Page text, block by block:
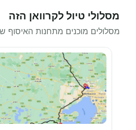
מסלולי טיול לקרוואן הזה
מסלולים מוכנים מתחנות האיסוף